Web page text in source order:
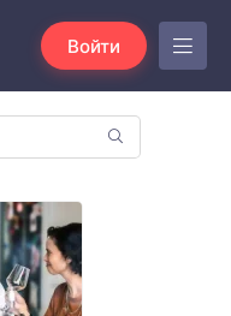
Войти